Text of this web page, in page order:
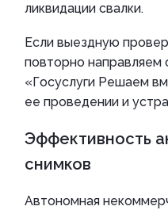
ликвидации свалки.
Если выездную
повторно
«Госуслуги Решаем
ее проведении и
Эффективность
снимков
Автономная